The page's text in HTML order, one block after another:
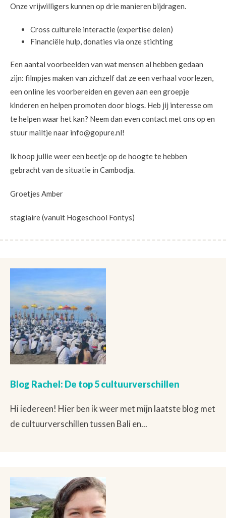
Onze vrijwilligers kunnen op drie manieren bijdragen.
Cross culturele interactie (expertise delen)
Financiële hulp, donaties via onze stichting
Een aantal voorbeelden van wat mensen al hebben gedaan
zijn: filmpjes maken van zichzelf dat ze een verhaal voorlezen,
een online les voorbereiden en geven aan een groepje
kinderen en helpen promoten door blogs. Heb jij interesse om
te helpen waar het kan? Neem dan even contact met ons op en
stuur mailtje naar info@gopure.nl!
Ik hoop jullie weer een beetje op de hoogte te hebben
gebracht van de situatie in Cambodja.
Groetjes Amber
stagiaire (vanuit Hogeschool Fontys)
Blog Rachel: De top 5 cultuurverschillen
Hi iedereen! Hier ben ik weer met mijn laatste blog met
de cultuurverschillen tussen Bali en...